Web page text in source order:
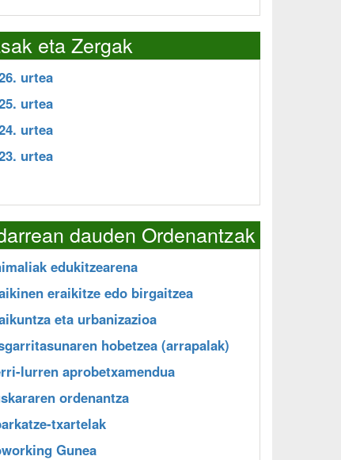
eta Zergak
urtea
urtea
urtea
urtea
dauden Ordenantzak
edukitzearena
eraikitze edo birgaitzea
eta urbanizazioa
hobetzea (arrapalak)
lurren aprobetxamendua
ordenantza
txartelak
Gunea